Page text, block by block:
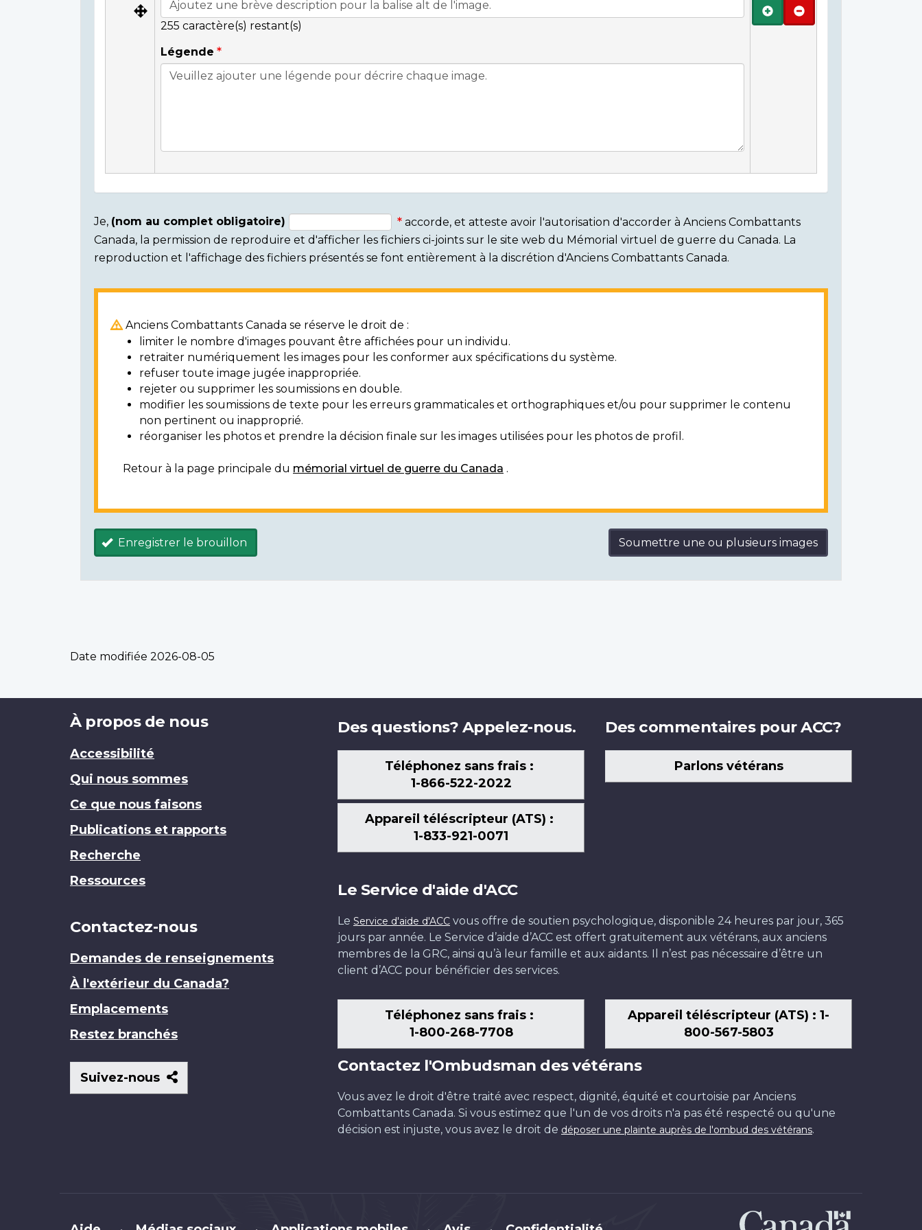
255 caractère(s) restant(s)
Légende
AjouterRetirer
Consent
section
Je, (nom au complet obligatoire)
accorde, et atteste avoir l'autorisation d'accorder à Anciens Combattants
Canada, la permission de reproduire et d'afficher les fichiers ci-joints sur le site web du Mémorial virtuel de guerre du Canada. La
reproduction et l'affichage des fichiers présentés se font entièrement à la discrétion d'Anciens Combattants Canada.
Anciens Combattants Canada se réserve le droit de :
limiter le nombre d'images pouvant être affichées pour un individu.
retraiter numériquement les images pour les conformer aux spécifications du système.
refuser toute image jugée inappropriée.
rejeter ou supprimer les soumissions en double.
modifier les soumissions de texte pour les erreurs grammaticales et orthographiques et/ou pour supprimer le contenu
non pertinent ou inapproprié.
réorganiser les photos et prendre la décision finale sur les images utilisées pour les photos de profil.
Retour à la page principale du mémorial virtuel de guerre du Canada .
Enregistrer le brouillon Soumettre une ou plusieurs images
Date modifiée 2026-08-05
Brand
À propos de nous
Accessibilité
Qui nous sommes
Ce que nous faisons
Publications et rapports
Recherche
Ressources
Contactez-nous
Demandes de renseignements
À l'extérieur du Canada?
Emplacements
Restez branchés
Suivez-nous
Suivez-
nous
Des questions? Appelez-nous.
Téléphonez sans frais :
1-866-522-2022
Appareil téléscripteur (ATS) :
1-833-921-0071
Des commentaires pour ACC?
Parlons vétérans
Le Service d'aide d'ACC
Le Service d'aide d'ACC vous offre de soutien psychologique, disponible 24 heures par jour, 365
jours par année. Le Service d’aide d’ACC est offert gratuitement aux vétérans, aux anciens
membres de la GRC, ainsi qu’à leur famille et aux aidants. Il n’est pas nécessaire d’être un
client d’ACC pour bénéficier des services.
Téléphonez sans frais :
1-800-268-7708
Appareil téléscripteur (ATS) : 1-
800-567-5803
Contactez l'Ombudsman des vétérans
Vous avez le droit d'être traité avec respect, dignité, équité et courtoisie par Anciens
Combattants Canada. Si vous estimez que l'un de vos droits n'a pas été respecté ou qu'une
décision est injuste, vous avez le droit de déposer une plainte auprès de l'ombud des vétérans.
Brand